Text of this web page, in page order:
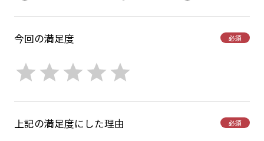
今回の満足度 必須
上記の満足度にした理由 必須